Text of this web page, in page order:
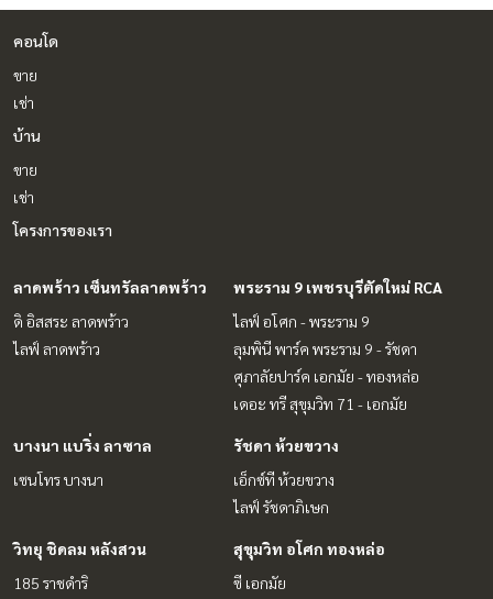
คอนโด
ขาย
เช่า
บ้าน
ขาย
เช่า
โครงการของเรา
ลาดพร้าว เซ็นทรัลลาดพร้าว
ดิ อิสสระ ลาดพร้าว
ไลฟ์ ลาดพร้าว
พระราม 9 เพชรบุรีตัดใหม่ RCA
ไลฟ์ อโศก - พระราม 9
ลุมพินี พาร์ค พระราม 9 - รัชดา
ศุภาลัยปาร์ค เอกมัย - ทองหล่อ
เดอะ ทรี สุขุมวิท 71 - เอกมัย
บางนา แบริ่ง ลาซาล
เซนโทร บางนา
รัชดา ห้วยขวาง
เอ็กซ์ที ห้วยขวาง
ไลฟ์ รัชดาภิเษก
วิทยุ ชิดลม หลังสวน
185 ราชดำริ
สุขุมวิท อโศก ทองหล่อ
ซี เอกมัย